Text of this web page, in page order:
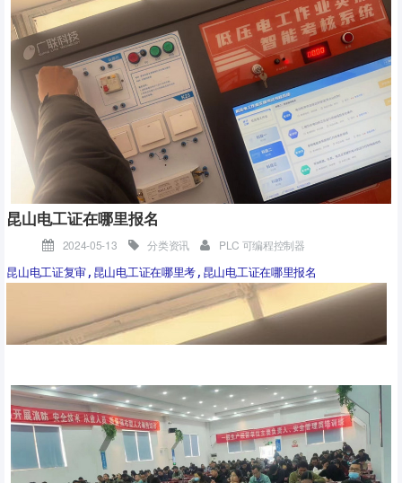
大家都知道，现在掌握一门技术有多吃香。咱教学质量绝对有保障，
昆山电工证在哪里报名
2024-05-13 分类资讯 PLC 可编程控制器
昆山电工证复审,昆山电工证在哪里考,昆山电工证在哪里报名